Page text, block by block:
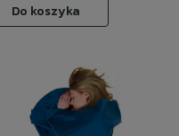
Do koszyka